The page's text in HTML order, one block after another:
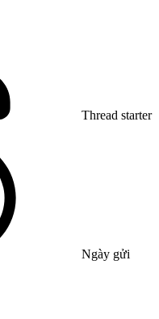
Thread starter
Ngày gửi